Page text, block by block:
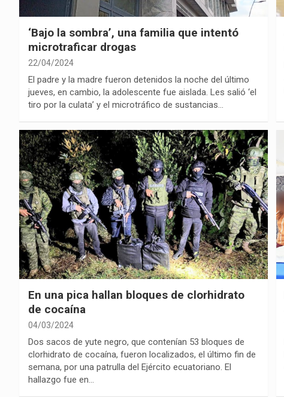
‘Bajo la sombra’, una familia que intentó
microtraficar drogas
22/04/2024
El padre y la madre fueron detenidos la noche del último
jueves, en cambio, la adolescente fue aislada. Les salió ‘el
tiro por la culata’ y el microtráfico de sustancias…
En una pica hallan bloques de clorhidrato
de cocaína
04/03/2024
Dos sacos de yute negro, que contenían 53 bloques de
clorhidrato de cocaína, fueron localizados, el último fin de
semana, por una patrulla del Ejército ecuatoriano. El
hallazgo fue en…